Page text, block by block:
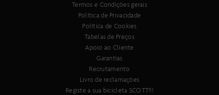
Termos e Condições gerais
Política de Privacidade
Política de Cookies
Tabelas de Preços
Apoio ao Cliente
Garantias
Recrutamento
Livro de reclamações
Registe a sua bicicleta SCOTT!!!